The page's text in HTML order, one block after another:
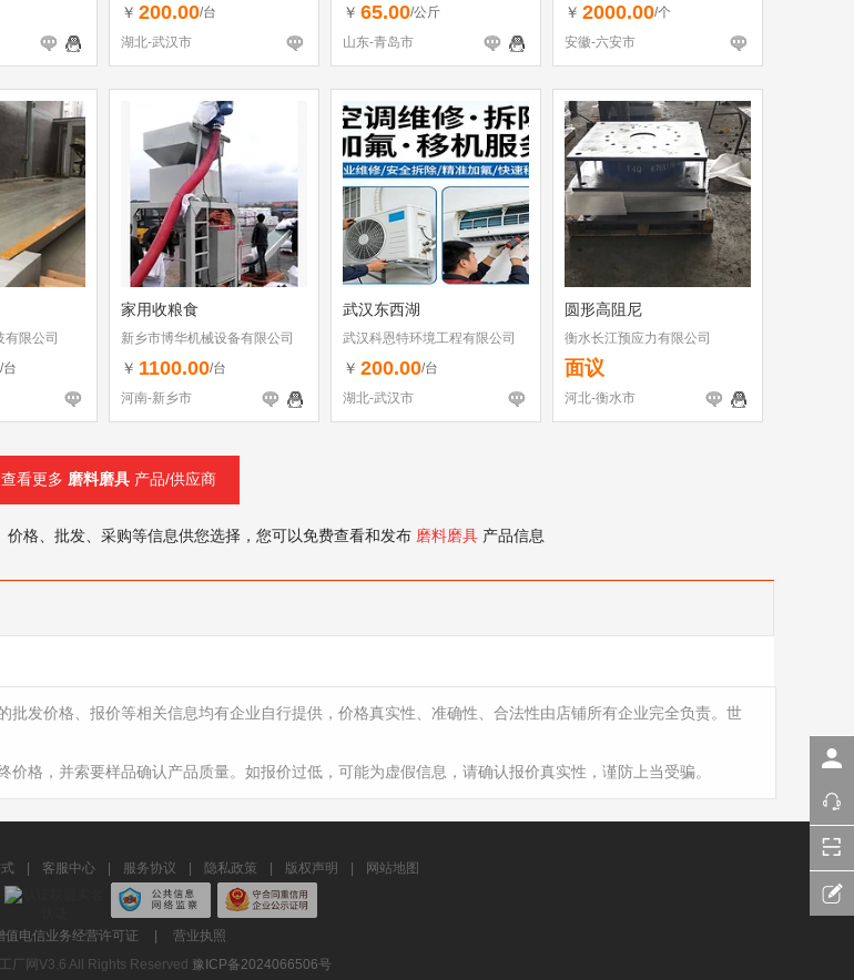
￥ 200.00/台
湖北-武汉市
￥ 65.00/公斤
山东-青岛市
￥ 2000.00/个
安徽-六安市
有限公司
/台
家用收粮食
新乡市博华机械设备有限公司
￥ 1100.00/台
河南-新乡市
武汉东西湖
武汉科恩特环境工程有限公司
￥ 200.00/台
湖北-武汉市
圆形高阻尼
衡水长江预应力有限公司
面议
河北-衡水市
查看更多 磨料磨具 产品/供应商
价格、批发、采购等信息供您选择，您可以免费查看和发布 磨料磨具 产品信息
批发价格、报价等相关信息均有企业自行提供，价格真实性、准确性、合法性由店铺所有企业完全负责。世
价格，并索要样品确认产品质量。如报价过低，可能为虚假信息，请确认报价真实性，谨防上当受骗。
客服中心 服务协议 隐私政策 版权声明 网站地图
值电信业务经营许可证
营业执照
厂网V3.6 All Rights Reserved 豫ICP备2024066506号